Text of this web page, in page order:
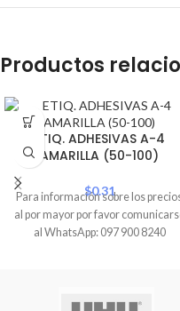
Productos
ETIQ. ADHESIVAS A-4
AMARILLA (50-100)
$0.31
Para información sobre los
al por mayor por favor
al WhatsApp: 097 900 8240